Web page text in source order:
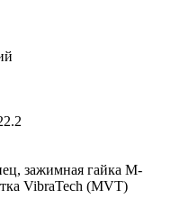
зажимная гайка M-
VibraTech (MVT)